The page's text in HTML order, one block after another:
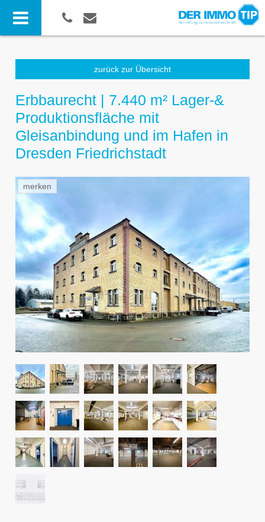
zurück zur Übersicht
Erbbaurecht | 7.440 m² Lager-&
Produktionsfläche mit
Gleisanbindung und im Hafen in
Dresden Friedrichstadt
merken